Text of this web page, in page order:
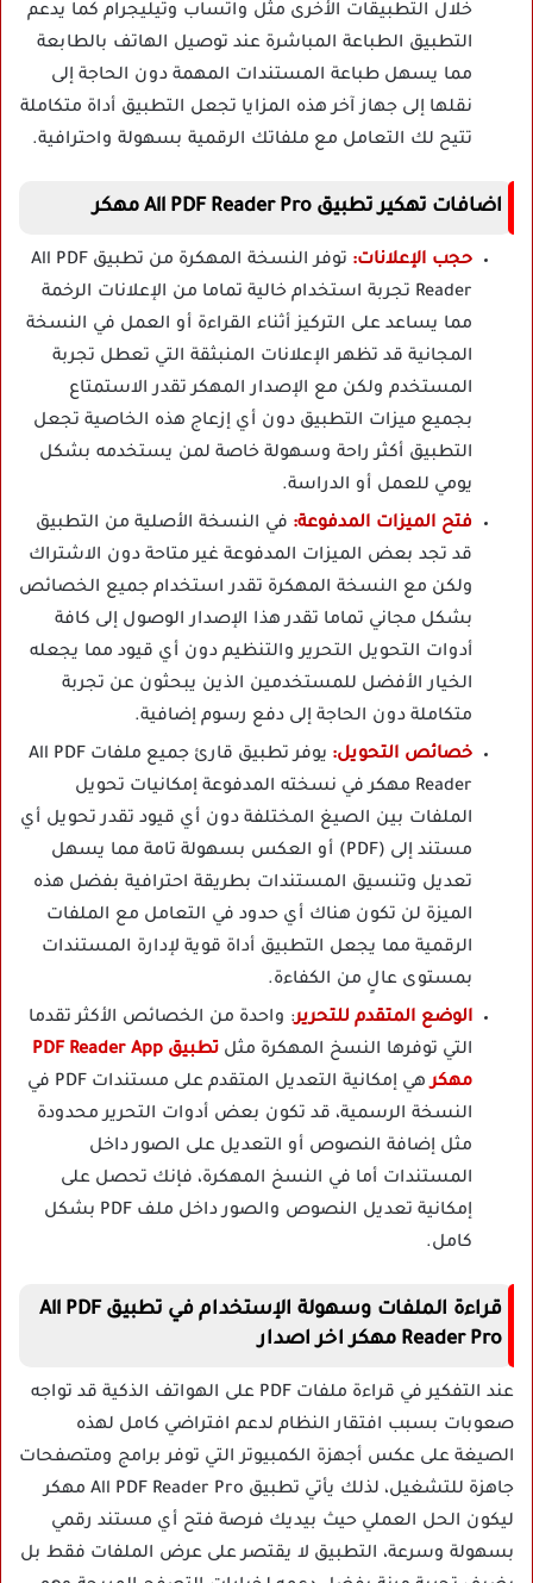
خلال التطبيقات الأخرى مثل واتساب وتيليجرام كما يدعم
التطبيق الطباعة المباشرة عند توصيل الهاتف بالطابعة
مما يسهل طباعة المستندات المهمة دون الحاجة إلى
نقلها إلى جهاز آخر هذه المزايا تجعل التطبيق أداة متكاملة
تتيح لك التعامل مع ملفاتك الرقمية بسهولة واحترافية.
اضافات تهكير تطبيق All PDF Reader Pro مهكر
حجب الإعلانات:
توفر النسخة المهكرة من تطبيق All PDF
Reader تجربة استخدام خالية تماما من الإعلانات الرخمة
مما يساعد على التركيز أثناء القراءة أو العمل في النسخة
المجانية قد تظهر الإعلانات المنبثقة التي تعطل تجربة
المستخدم ولكن مع الإصدار المهكر تقدر الاستمتاع
بجميع ميزات التطبيق دون أي إزعاج هذه الخاصية تجعل
التطبيق أكثر راحة وسهولة خاصة لمن يستخدمه بشكل
يومي للعمل أو الدراسة.
فتح الميزات المدفوعة: في النسخة الأصلية من التطبيق
قد تجد بعض الميزات المدفوعة غير متاحة دون الاشتراك
ولكن مع النسخة المهكرة تقدر استخدام جميع الخصائص
بشكل مجاني تماما تقدر هذا الإصدار الوصول إلى كافة
أدوات التحويل التحرير والتنظيم دون أي قيود مما يجعله
الخيار الأفضل للمستخدمين الذين يبحثون عن تجربة
متكاملة دون الحاجة إلى دفع رسوم إضافية.
خصائص التحويل:
يوفر تطبيق قارئ جميع ملفات All PDF
Reader مهكر في نسخته المدفوعة إمكانيات تحويل
الملفات بين الصيغ المختلفة دون أي قيود تقدر تحويل أي
مستند إلى (PDF) أو العكس بسهولة تامة مما يسهل
تعديل وتنسيق المستندات بطريقة احترافية بفضل هذه
الميزة لن تكون هناك أي حدود في التعامل مع الملفات
الرقمية مما يجعل التطبيق أداة قوية لإدارة المستندات
بمستوى عالٍ من الكفاءة.
الوضع المتقدم للتحرير: واحدة من الخصائص الأكثر تقدما
التي توفرها النسخ المهكرة مثل
تطبيق PDF Reader App
مهكر
هي إمكانية التعديل المتقدم على مستندات PDF في
النسخة الرسمية، قد تكون بعض أدوات التحرير محدودة
مثل إضافة النصوص أو التعديل على الصور داخل
المستندات أما في النسخ المهكرة، فإنك تحصل على
إمكانية تعديل النصوص والصور داخل ملف PDF بشكل
كامل.
قراءة الملفات وسهولة الإستخدام في تطبيق All PDF
Reader Pro مهكر اخر اصدار
عند التفكير في قراءة ملفات PDF على الهواتف الذكية قد تواجه
صعوبات بسبب افتقار النظام لدعم افتراضي كامل لهذه
الصيغة على عكس أجهزة الكمبيوتر التي توفر برامج ومتصفحات
جاهزة للتشغيل، لذلك يأتي تطبيق All PDF Reader Pro مهكر
ليكون الحل العملي حيث بيديك فرصة فتح أي مستند رقمي
بسهولة وسرعة، التطبيق لا يقتصر على عرض الملفات فقط بل